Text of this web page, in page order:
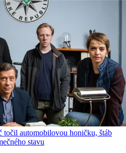
automobilovou honičku, štáb
stavu